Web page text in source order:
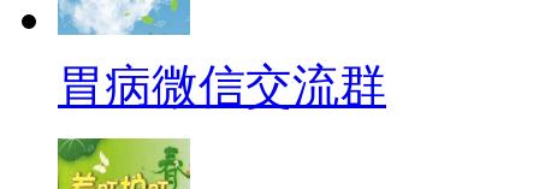
胃病微信交流群